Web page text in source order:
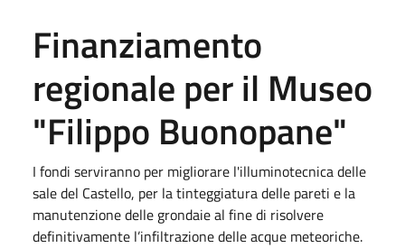
Finanziamento
regionale per il Museo
"Filippo Buonopane"
I fondi serviranno per migliorare l'illuminotecnica delle
sale del Castello, per la tinteggiatura delle pareti e la
manutenzione delle grondaie al fine di risolvere
definitivamente l’infiltrazione delle acque meteoriche.